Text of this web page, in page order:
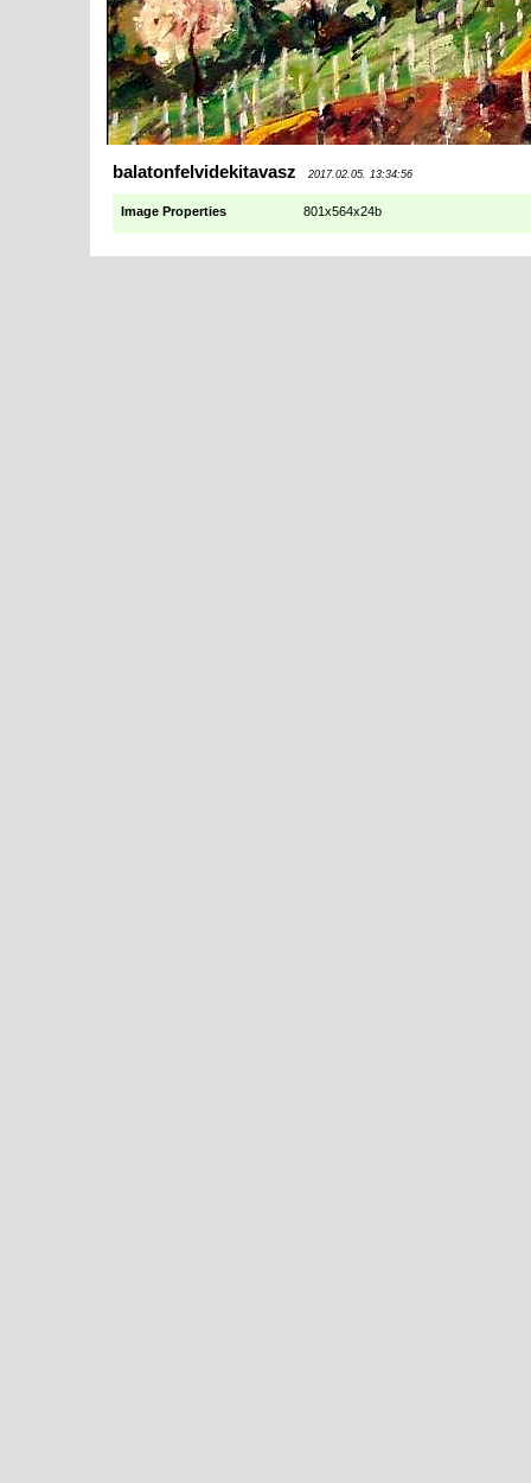
balatonfelvidekitavasz 2017.02.05. 13:34:56
Image Properties 801x564x24b